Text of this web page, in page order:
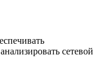
сетевой